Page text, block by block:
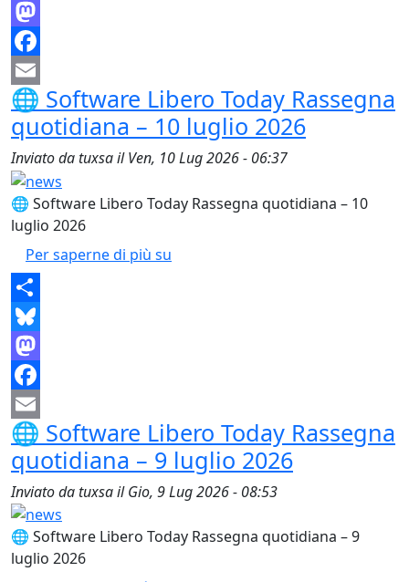
Bluesky
Mastodon
Facebook
Email
🌐 Software Libero Today Rassegna
quotidiana – 10 luglio 2026
Inviato datuxsailVen, 10 Lug 2026 - 06:37
🌐 Software Libero Today Rassegna quotidiana – 10
luglio 2026
Per saperne di più su
Share
Bluesky
Mastodon
Facebook
Email
🌐 Software Libero Today Rassegna
quotidiana – 9 luglio 2026
Inviato datuxsailGio, 9 Lug 2026 - 08:53
🌐 Software Libero Today Rassegna quotidiana – 9
luglio 2026